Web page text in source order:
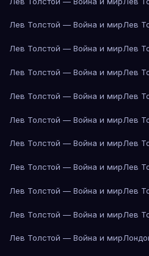
Лев Толстой — Война и мирЛев
Лев Толстой — Война и мирЛев
Лев Толстой — Война и мирЛев
Лев Толстой — Война и мирЛев
Лев Толстой — Война и мирЛев
Лев Толстой — Война и мирЛев
Лев Толстой — Война и мирЛев
Лев Толстой — Война и мирЛев
Лев Толстой — Война и мирЛев
Лев Толстой — Война и мир